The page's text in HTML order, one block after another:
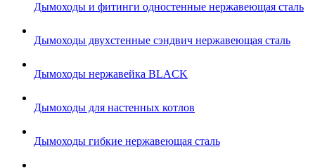
Дымоходы и фитинги одностенные нержавеющая сталь
Дымоходы двухстенные сэндвич нержавеющая сталь
Дымоходы нержавейка BLACK
Дымоходы для настенных котлов
Дымоходы гибкие нержавеющая сталь